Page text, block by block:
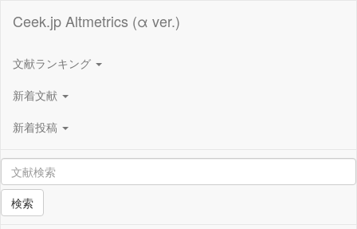
Ceek.jp Altmetrics (α ver.)
文献ランキング
新着文献
新着投稿
検索